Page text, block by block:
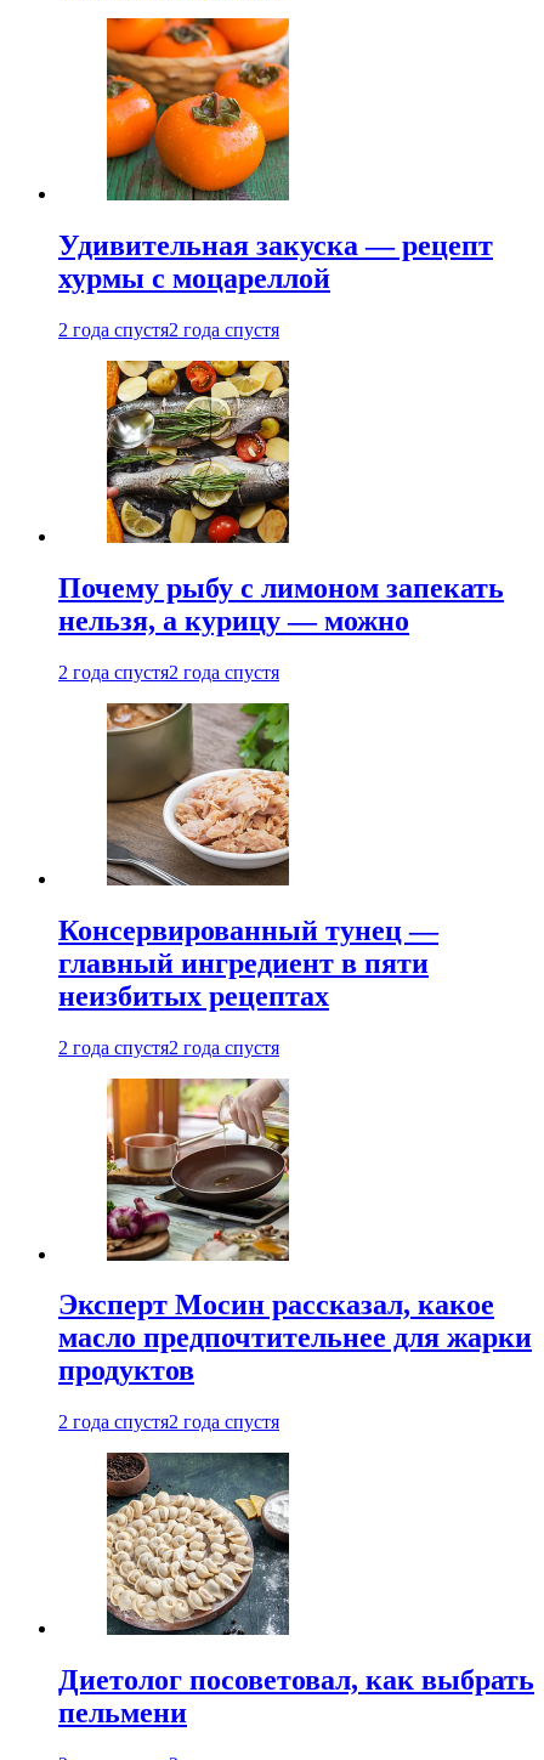
Удивительная закуска — рецепт
хурмы с моцареллой
2 года спустя2 года спустя
Почему рыбу с лимоном запекать
нельзя, а курицу — можно
2 года спустя2 года спустя
Консервированный тунец —
главный ингредиент в пяти
неизбитых рецептах
2 года спустя2 года спустя
Эксперт Мосин рассказал, какое
масло предпочтительнее для жарки
продуктов
2 года спустя2 года спустя
Диетолог посоветовал, как выбрать
пельмени